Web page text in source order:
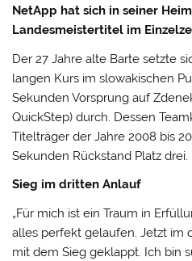
NetApp hat sich in seiner
Landesmeistertitel im
Der 27 Jahre alte Barte setzte
langen Kurs im slowakischen
Sekunden Vorsprung auf
QuickStep) durch. Dessen
Titelträger der Jahre 2008 bis
Sekunden Rückstand Platz drei.
Sieg im dritten Anlauf
„Für mich ist ein Traum in
alles perfekt gelaufen. Jetzt im
mit dem Sieg geklappt. Ich bin